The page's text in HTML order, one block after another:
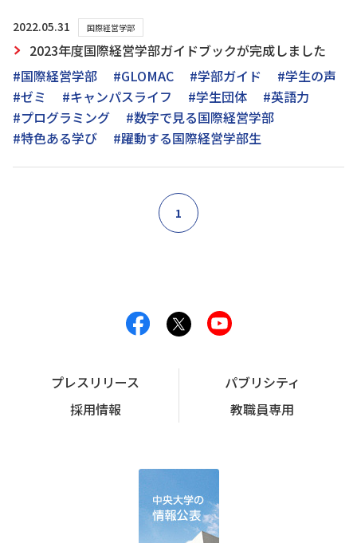
2022.05.31 国際経営学部
2023年度国際経営学部ガイドブックが完成しました
#国際経営学部
#GLOMAC #学部ガイド
#学生の声
#ゼミ
#キャンパスライフ #学生団体
#英語力
#プログラミング
#数字で見る国際経営学部
#特色ある学び
#躍動する国際経営学部生
1
プレスリリース
パブリシティ
採用情報
教職員専用